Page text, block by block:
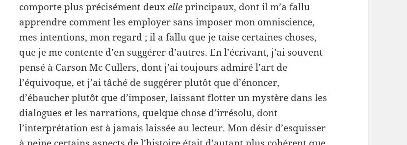
comporte plus précisément deuxelleprincipaux, dont il m’a fallu
apprendre comment les employer sans imposer mon omniscience,
mes intentions, mon regard ; il a fallu que je taise certaines choses,
que je me contente d’en suggérer d’autres. En l’écrivant, j’ai souvent
pensé à Carson Mc Cullers, dont j’ai toujours admiré l’art de
l’équivoque, et j’ai tâché de suggérer plutôt que d’énoncer,
d’ébaucher plutôt que d’imposer, laissant flotter un mystère dans les
dialogues et les narrations, quelque chose d’irrésolu, dont
l’interprétation est à jamais laissée au lecteur. Mon désir d’esquisser